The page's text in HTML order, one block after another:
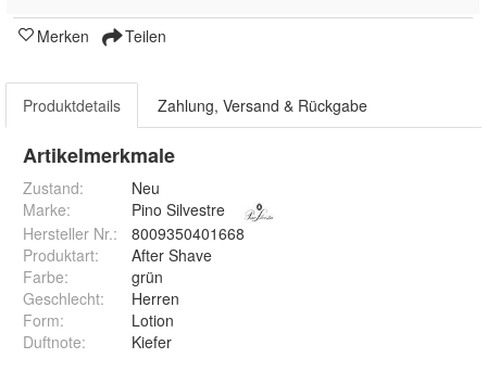
Merken Teilen
Produktdetails Zahlung, Versand & Rückgabe
Artikelmerkmale
Zustand:
Neu
Marke:
Pino Silvestre
Hersteller Nr.:
8009350401668
Produktart:
After Shave
Farbe:
grün
Geschlecht:
Herren
Form:
Lotion
Duftnote: Kiefer